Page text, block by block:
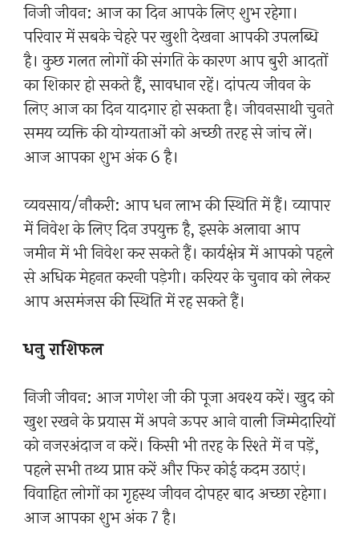
निजी जीवन: आज का दिन आपके लिए शुभ रहेगा।
परिवार में सबके चेहरे पर खुशी देखना आपकी उपलब्धि
है। कुछ गलत लोगों की संगति के कारण आप बुरी आदतों
का शिकार हो सकते हैं, सावधान रहें। दांपत्य जीवन के
लिए आज का दिन यादगार हो सकता है। जीवनसाथी चुनते
समय व्यक्ति की योग्यताओं को अच्छी तरह से जांच लें।
आज आपका शुभ अंक 6 है।
व्यवसाय/नौकरी: आप धन लाभ की स्थिति में हैं। व्यापार
में निवेश के लिए दिन उपयुक्त है, इसके अलावा आप
जमीन में भी निवेश कर सकते हैं। कार्यक्षेत्र में आपको पहले
से अधिक मेहनत करनी पड़ेगी। करियर के चुनाव को लेकर
आप असमंजस की स्थिति में रह सकते हैं।
धनु राशिफल
निजी जीवन: आज गणेश जी की पूजा अवश्य करें। खुद को
खुश रखने के प्रयास में अपने ऊपर आने वाली जिम्मेदारियों
को नजरअंदाज न करें। किसी भी तरह के रिश्ते में न पड़ें,
पहले सभी तथ्य प्राप्त करें और फिर कोई कदम उठाएं।
विवाहित लोगों का गृहस्थ जीवन दोपहर बाद अच्छा रहेगा।
आज आपका शुभ अंक 7 है।